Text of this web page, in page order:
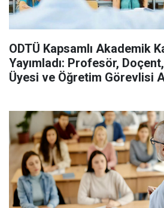
ODTÜ Kapsamlı Akademik
Yayımladı: Profesör,
Üyesi ve Öğretim Görevlisi